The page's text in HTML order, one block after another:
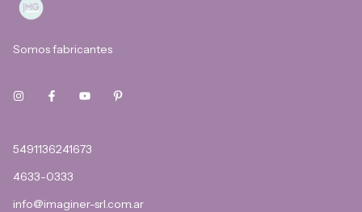
Somos fabricantes
5491136241673
4633-0333
info@imaginer-srl.com.ar